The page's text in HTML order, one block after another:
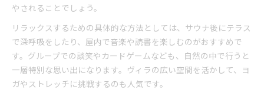
やされることでしょう。
リラックスするための具体的な方法としては、サウナ後にテラス
で深呼吸をしたり、屋内で音楽や読書を楽しむのがおすすめで
す。グループでの談笑やカードゲームなども、自然の中で行うと
一層特別な思い出になります。ヴィラの広い空間を活かして、ヨ
ガやストレッチに挑戦するのも人気です。